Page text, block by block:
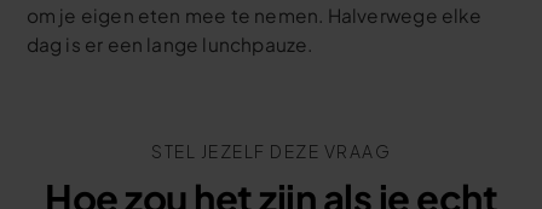
om je eigen eten mee te nemen. Halverwege elke
dag is er een lange lunchpauze.
STEL JEZELF DEZE VRAAG
Hoe zou het zijn als je echt